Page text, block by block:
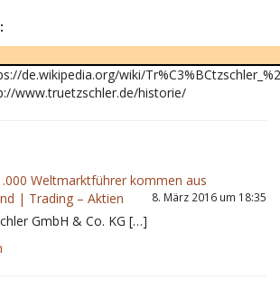
de.wikipedia.org/wiki/
www.truetzschler.de/historie/
Weltmarktführer kommen aus
| Trading – Aktien
8. März 2016 um 18:35
GmbH & Co. KG […]